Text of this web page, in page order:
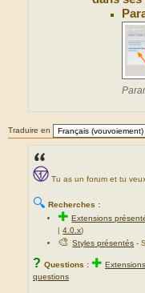
Traduire en
Tu as un forum et tu
🔍 Recherches :
✚Extensions
|4.0.x)
🎨Styles présentés -
? Questions : ✚
questions